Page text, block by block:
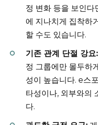
정 변화 등을 보인다
에 지나치게 집착하
할 수도 있습니다.
기존 관계 단절 강요:
정 그룹에만 몰두하
성이 높습니다. e스
타성이나, 외부와의
다.